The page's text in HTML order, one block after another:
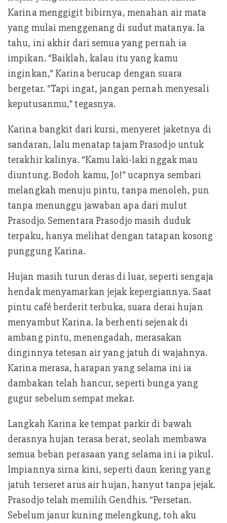
Karina menggigit bibirnya, menahan air mata
yang mulai menggenang di sudut matanya. Ia
tahu, ini akhir dari semua yang pernah ia
impikan. “Baiklah, kalau itu yang kamu
inginkan,” Karina berucap dengan suara
bergetar. “Tapi ingat, jangan pernah menyesali
keputusanmu,” tegasnya.
Karina bangkit dari kursi, menyeret jaketnya di
sandaran, lalu menatap tajam Prasodjo untuk
terakhir kalinya. “Kamu laki-laki nggak mau
diuntung. Bodoh kamu, Jo!” ucapnya sembari
melangkah menuju pintu, tanpa menoleh, pun
tanpa menunggu jawaban apa dari mulut
Prasodjo. Sementara Prasodjo masih duduk
terpaku, hanya melihat dengan tatapan kosong
punggung Karina.
Hujan masih turun deras di luar, seperti sengaja
hendak menyamarkan jejak kepergiannya. Saat
pintu café berderit terbuka, suara derai hujan
menyambut Karina. Ia berhenti sejenak di
ambang pintu, menengadah, merasakan
dinginnya tetesan air yang jatuh di wajahnya.
Karina merasa, harapan yang selama ini ia
dambakan telah hancur, seperti bunga yang
gugur sebelum sempat mekar.
Langkah Karina ke tempat parkir di bawah
derasnya hujan terasa berat, seolah membawa
semua beban perasaan yang selama ini ia pikul.
Impiannya sirna kini, seperti daun kering yang
jatuh terseret arus air hujan, hanyut tanpa jejak.
Prasodjo telah memilih Gendhis. “Persetan.
Sebelum janur kuning melengkung, toh aku